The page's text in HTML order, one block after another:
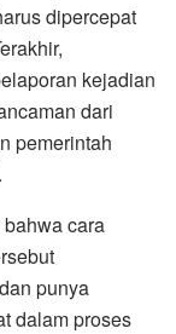
dipercepat
kejadian
dari
pemerintah
cara
punya
dalam proses